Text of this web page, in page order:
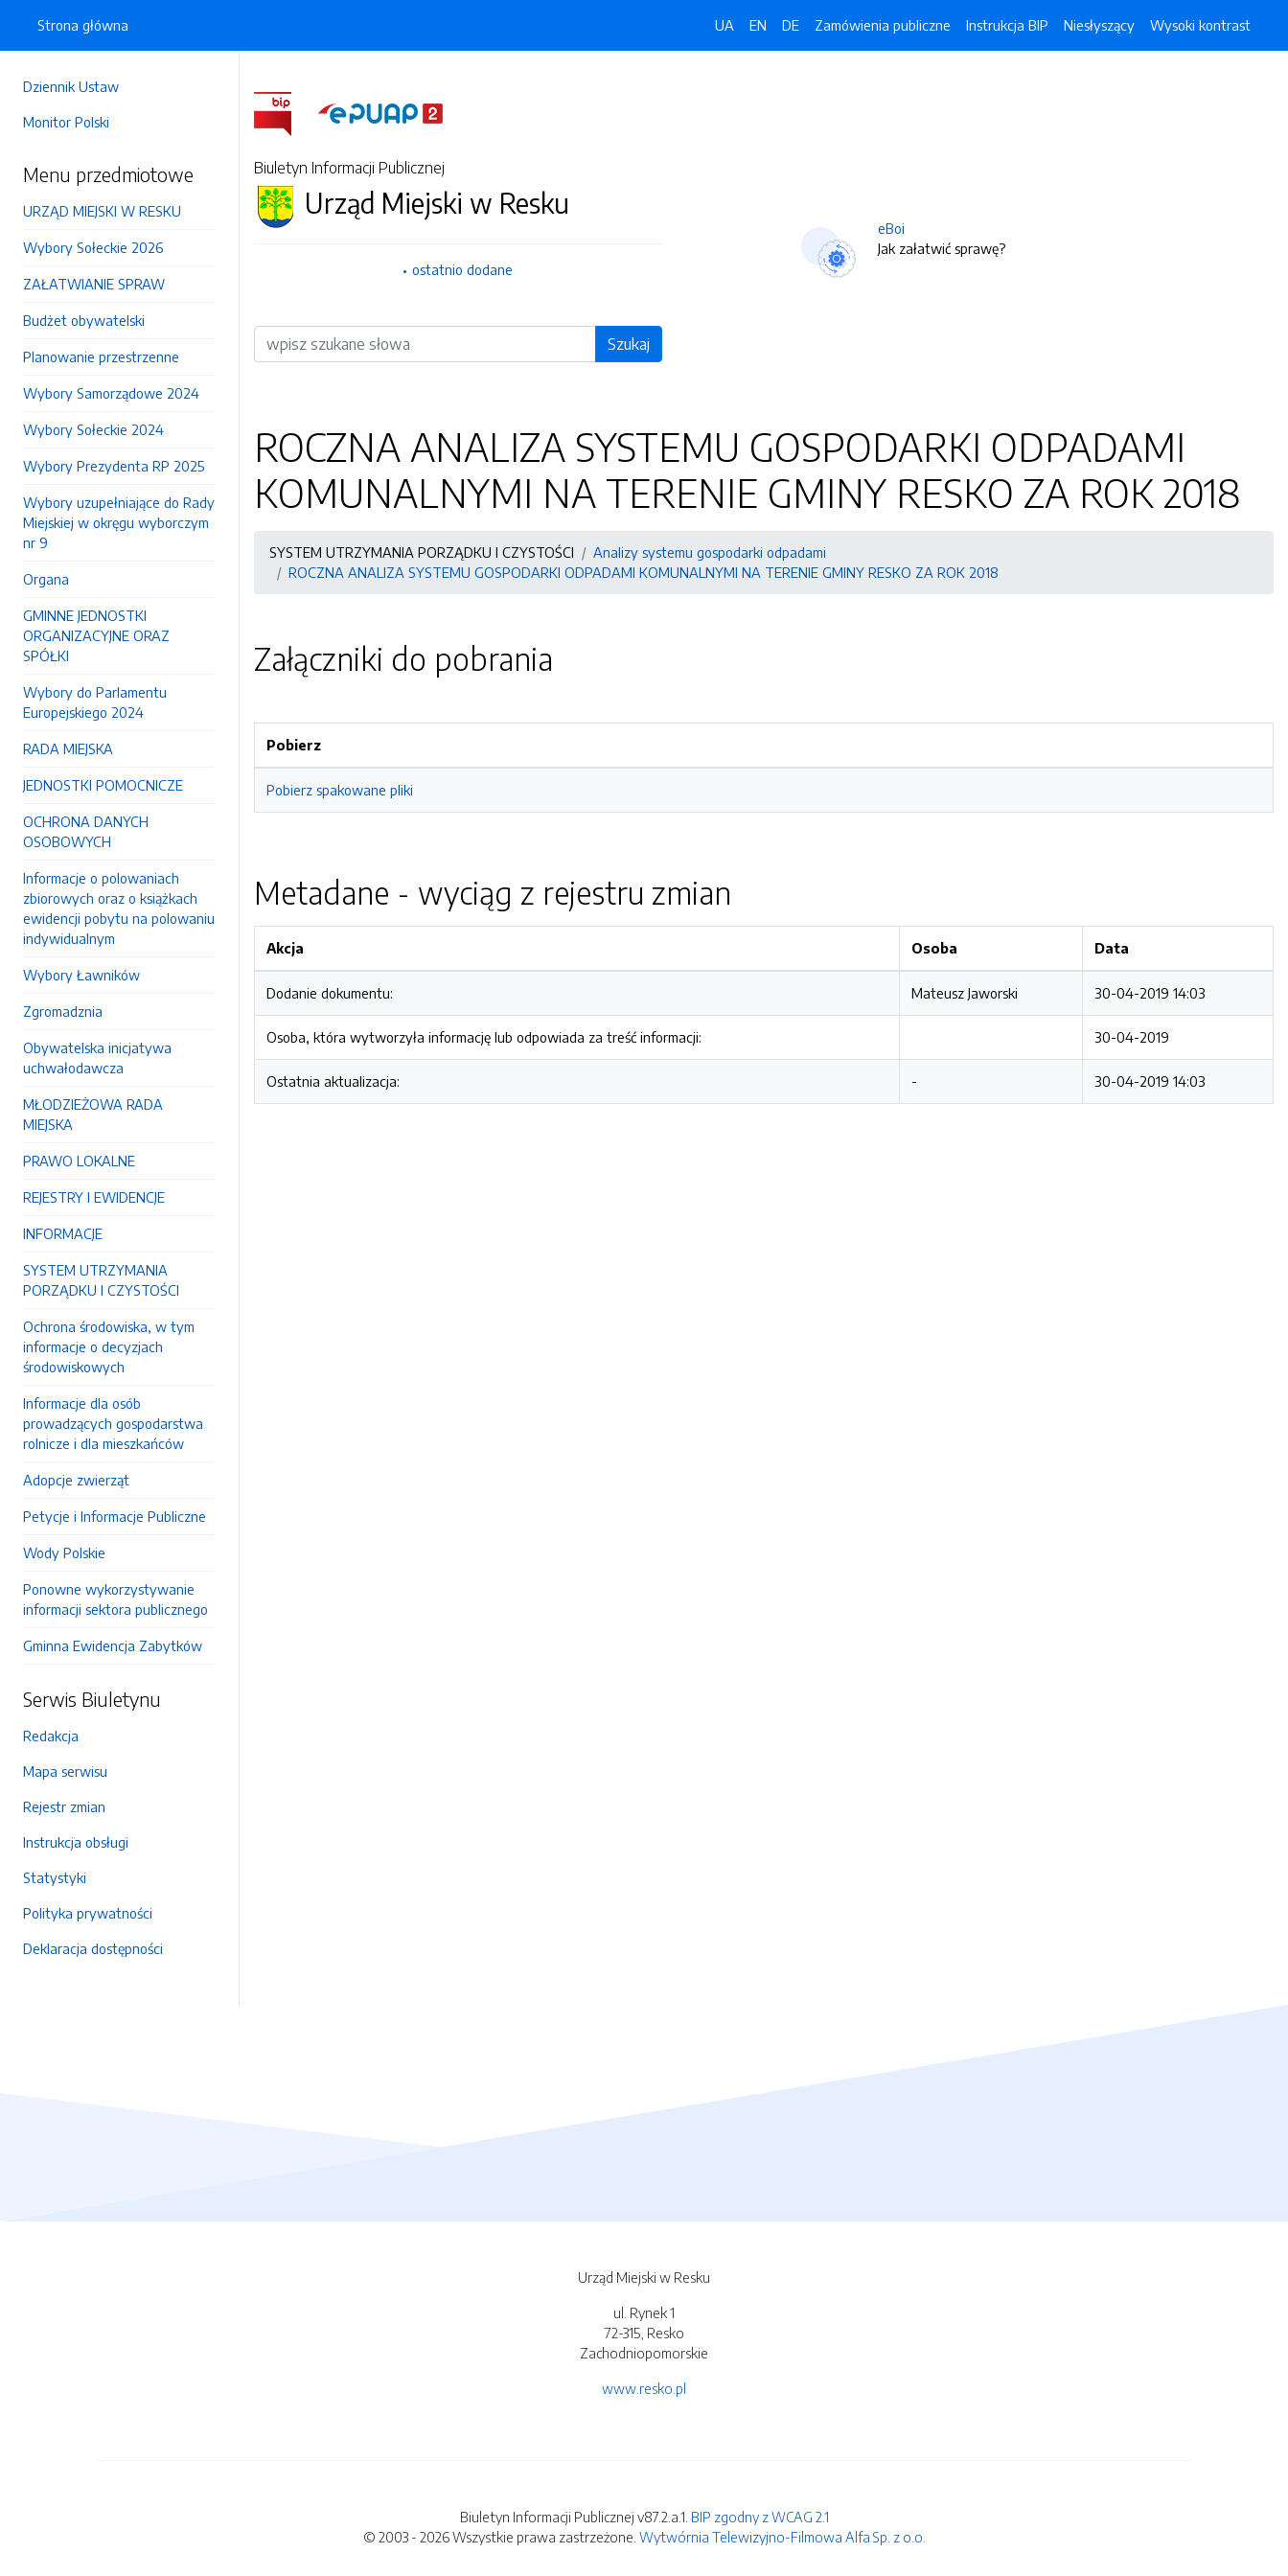
Dziennik Ustaw
Monitor Polski
Menu przedmiotowe
URZĄD MIEJSKI W RESKU
Wybory Sołeckie 2026
ZAŁATWIANIE SPRAW
Budżet obywatelski
Planowanie przestrzenne
Wybory Samorządowe 2024
Wybory Sołeckie 2024
Wybory Prezydenta RP 2025
Wybory uzupełniające do Rady
Miejskiej w okręgu wyborczym
nr 9
Organa
GMINNE JEDNOSTKI
ORGANIZACYJNE ORAZ
SPÓŁKI
Wybory do Parlamentu
Europejskiego 2024
RADA MIEJSKA
JEDNOSTKI POMOCNICZE
OCHRONA DANYCH
OSOBOWYCH
Informacje o polowaniach
zbiorowych oraz o książkach
ewidencji pobytu na polowaniu
indywidualnym
Wybory Ławników
Zgromadznia
Obywatelska inicjatywa
uchwałodawcza
MŁODZIEŻOWA RADA
MIEJSKA
PRAWO LOKALNE
REJESTRY I EWIDENCJE
INFORMACJE
SYSTEM UTRZYMANIA
PORZĄDKU I CZYSTOŚCI
Ochrona środowiska, w tym
informacje o decyzjach
środowiskowych
Informacje dla osób
prowadzących gospodarstwa
rolnicze i dla mieszkańców
Adopcje zwierząt
Petycje i Informacje Publiczne
Wody Polskie
Ponowne wykorzystywanie
informacji sektora publicznego
Gminna Ewidencja Zabytków
Serwis Biuletynu
Redakcja
Mapa serwisu
Rejestr zmian
Instrukcja obsługi
Statystyki
Polityka prywatności
Deklaracja dostępności
Strona główna UA EN DE Zamówienia publiczne Instrukcja BIP Niesłyszący Wysoki kontrast
Biuletyn Informacji Publicznej
Urząd Miejski w Resku
ostatnio dodane
Wyszukiwarka Szukaj
eBoi
Jak załatwić sprawę?
ROCZNA ANALIZA SYSTEMU GOSPODARKI ODPADAMI
KOMUNALNYMI NA TERENIE GMINY RESKO ZA ROK 2018
SYSTEM UTRZYMANIA PORZĄDKU I CZYSTOŚCI
Analizy systemu gospodarki odpadami
ROCZNA ANALIZA SYSTEMU GOSPODARKI ODPADAMI KOMUNALNYMI NA TERENIE GMINY RESKO ZA ROK 2018
Załączniki do pobrania
Pobierz
Pobierz spakowane pliki
Metadane - wyciąg z rejestru zmian
Akcja Osoba Data
Dodanie dokumentu: Mateusz Jaworski 30-04-2019 14:03
Osoba, która wytworzyła informację lub odpowiada za treść informacji: 30-04-2019
Ostatnia aktualizacja: - 30-04-2019 14:03
Urząd Miejski w Resku
ul. Rynek 1
72-315, Resko
Zachodniopomorskie
www.resko.pl
Biuletyn Informacji Publicznej v87.2.a.1. BIP zgodny z WCAG 2.1
© 2003 - 2026 Wszystkie prawa zastrzeżone. Wytwórnia Telewizyjno-Filmowa Alfa Sp. z o.o.